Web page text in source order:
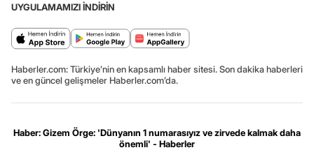
UYGULAMAMIZI İNDİRİN
Haberler.com: Türkiye’nin en kapsamlı haber sitesi. Son dakika haberleri
ve en güncel gelişmeler Haberler.com’da.
Haber: Gizem Örge: 'Dünyanın 1 numarasıyız ve zirvede kalmak daha
önemli' - Haberler